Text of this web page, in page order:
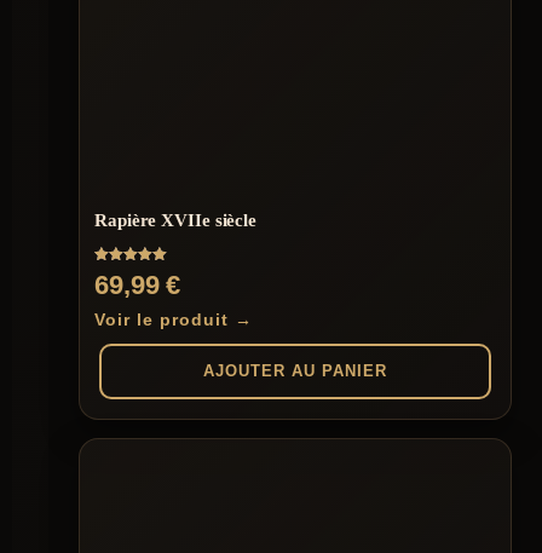
Rapière XVIIe siècle
Note
5.00
sur 5
69,99€
Voir le produit →
AJOUTER AU PANIER